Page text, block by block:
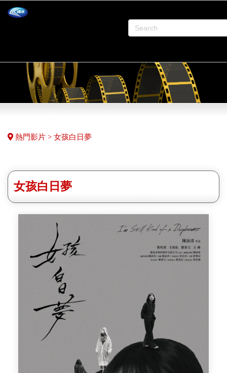
熱門影片 > 女孩白日夢
女孩白日夢